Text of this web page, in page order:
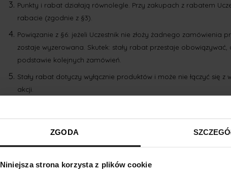
ZGODA
Niniejsza strona korzysta z plików cookie
Punkty i rabat działają równolegle. Przy zakupach z rabatem
rabacie (zgodnie z §3).
Powiązanie z §6: jeżeli Uczestnik nie złoży żadnego
zostaje wyzerowana. Skutek: stały rabat przestaje
podstawie kolejnych zamówień.
Stały rabat dotyczy wyłącznie produktów i może nie łączyć
akcji.
Przelicznik: 1 Punkt = 1 zł obniżki wartości produktów.